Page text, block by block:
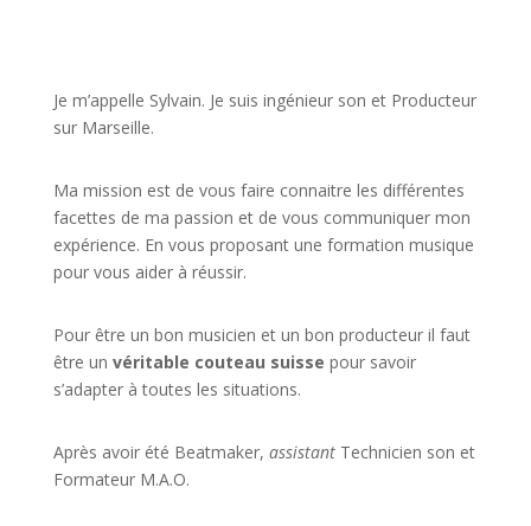
Je m’appelle Sylvain. Je suis ingénieur son et Producteur
sur Marseille.
Ma mission est de vous faire connaitre les différentes
facettes de ma passion et de vous communiquer mon
expérience. En vous proposant une formation musique
pour vous aider à réussir.
Pour être un bon musicien et un bon producteur il faut
être un véritable couteau suisse pour savoir
s’adapter à toutes les situations.
Après avoir été Beatmaker, assistant Technicien son et
Formateur M.A.O.